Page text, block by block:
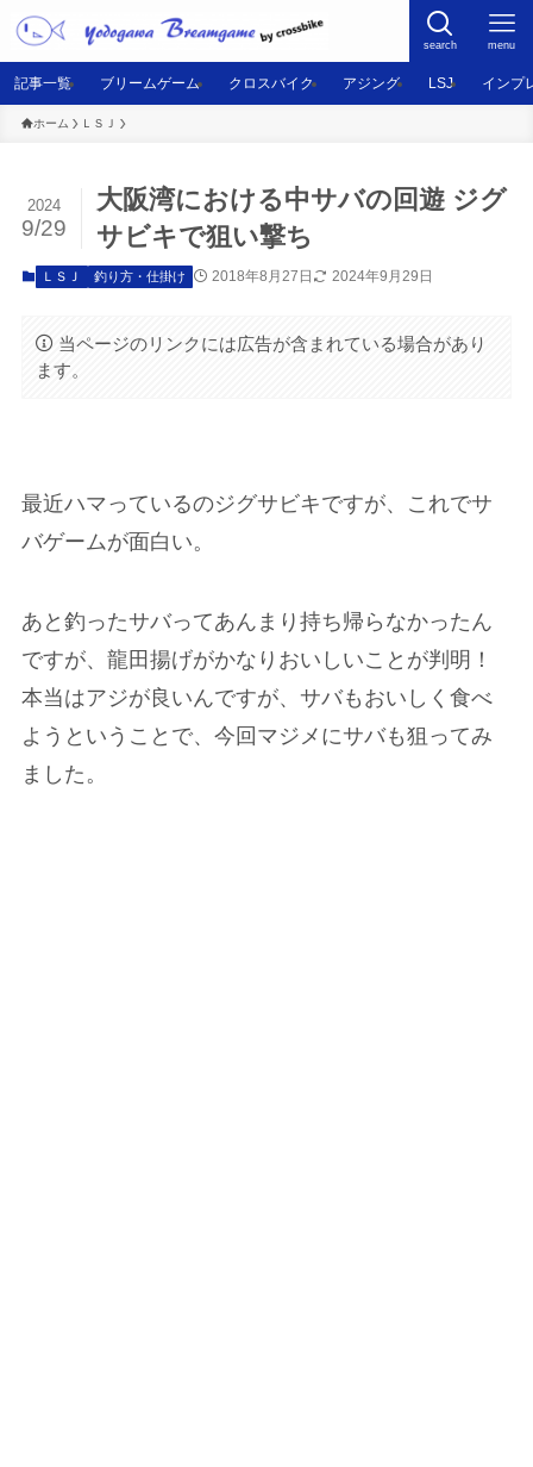
search menu
記事一覧 ブリームゲーム クロスバイク アジング LSJ インプ
ホーム ＬＳＪ
大阪湾における中サバの回遊 ジグ
サビキで狙い撃ち
2024
9/29
ＬＳＪ 釣り方・仕掛け 2018年8月27日 2024年9月29日
当ページのリンクには広告が含まれている場合があり
ます。
最近ハマっているのジグサビキですが、これでサ
バゲームが面白い。
あと釣ったサバってあんまり持ち帰らなかったん
ですが、龍田揚げがかなりおいしいことが判明！
本当はアジが良いんですが、サバもおいしく食べ
ようということで、今回マジメにサバも狙ってみ
ました。